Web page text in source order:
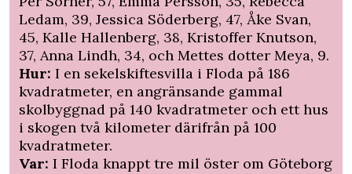
Ledam, 39, Jessica Söderberg, 47, Åke Svan,
45, Kalle Hallenberg, 38, Kristoffer Knutson,
37, Anna Lindh, 34, och Mettes dotter Meya, 9.
Hur: I en sekelskiftesvilla i Floda på 186
kvadratmeter, en angränsande gammal
skolbyggnad på 140 kvadratmeter och ett hus
i skogen två kilometer därifrån på 100
kvadratmeter.
Var: I Floda knappt tre mil öster om Göteborg